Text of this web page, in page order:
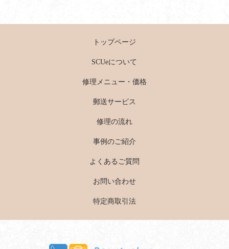
トップページ
SCUeについて
修理メニュー・価格
郵送サービス
修理の流れ
事例のご紹介
よくあるご質問
お問い合わせ
特定商取引法